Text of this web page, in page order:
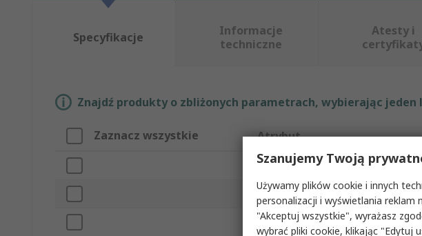
Specyfikacje
Informacje
techniczne
Atesty i
Znajdź produkty o zbliżonych parametrach, wybierając
Zaznacz wszystkie Atrybut
Marka
Typ produktu
Typ połączenia wideo
Szanujemy Twoją
Używamy plików cookie i innych
personalizacji i wyświetlania
"Akceptuj wszystkie", wyrażasz
wybrać pliki cookie, klikając "Edytuj